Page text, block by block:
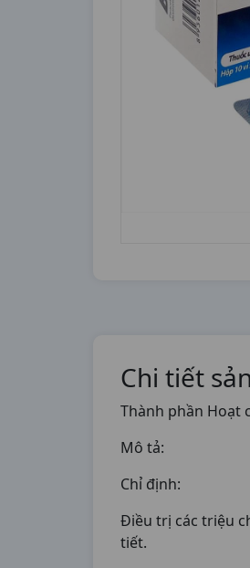
Chi tiết
Thành phần Hoạt
Mô tả:
Chỉ định:
Điều trị các triệu
tiết.